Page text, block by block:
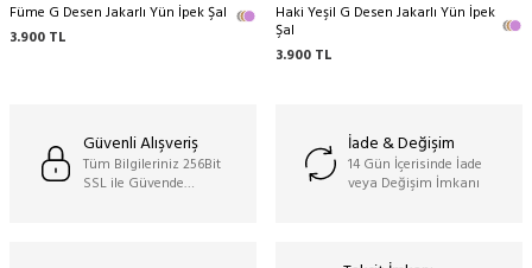
Füme G Desen Jakarlı Yün İpek Şal
3.900 TL
Haki Yeşil G Desen Jakarlı Yün İpek
Şal
3.900 TL
Güvenli Alışveriş
Tüm Bilgileriniz 256Bit
SSL ile Güvende…
İade & Değişim
14 Gün İçerisinde İade
veya Değişim İmkanı